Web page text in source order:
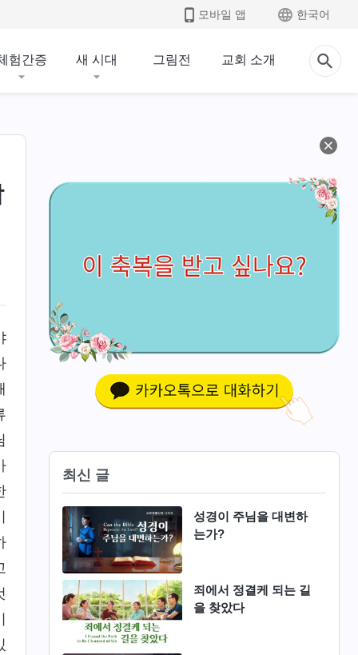
모바일 앱 한국어
험간증 새 시대 그림전 교회 소개
최신 글
성경이 주님을 대변하
는가?
죄에서 정결케 되는 길
을 찾았다